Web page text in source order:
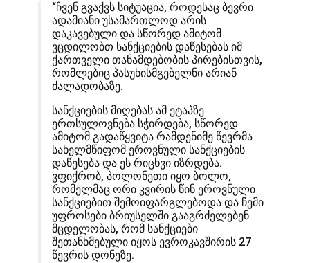
“ჩვენ გვაქვს სიტუაცია, როდესაც ბევრი
ადამიანი უსამართლოდ არის
დაკავებული და სწორედ ამიტომ
ვცდილობთ სანქციების დაწესებას იმ
ქართველი თანამდებობის პირებისთვის,
რომლებიც პასუხისმგებელნი არიან
ძალადობაზე.
სანქციების მიღებას ამ ეტაპზე
ერთსულოვნება სჭირდება, სწორედ
ამიტომ გადაწყვიტა რამდენიმე წევრმა
სახელმწიფომ ეროვნული სანქციების
დაწესება და ეს რიცხვი იზრდება.
ვფიქრობ, პოლონეთი იყო ბოლო,
რომელმაც ორი კვირის წინ ეროვნული
სანქციებით შემოიფარგლებოდა და ჩემი
უფროსები ბრიუსელში გააგრძელებენ
მცდელობას, რომ სანქციები
შეთანხმებული იყოს ევროკავშირის 27
წევრის დონეზე.